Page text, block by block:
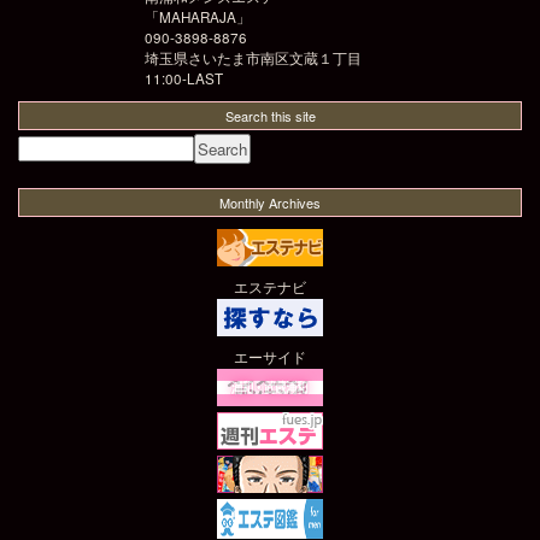
「MAHARAJA」
090-3898-8876
埼玉県さいたま市南区文蔵１丁目
11:00-LAST
Search this site
Monthly Archives
エステナビ
エーサイド